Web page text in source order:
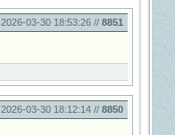
2026-03-30 18:53:26 // 8851
2026-03-30 18:12:14 // 8850